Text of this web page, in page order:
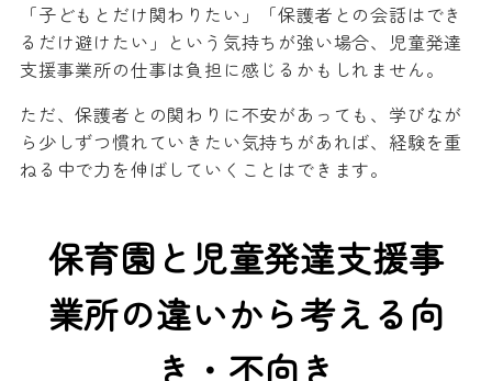
「子どもとだけ関わりたい」「保護者との会話はでき
るだけ避けたい」という気持ちが強い場合、児童発達
支援事業所の仕事は負担に感じるかもしれません。
ただ、保護者との関わりに不安があっても、学びなが
ら少しずつ慣れていきたい気持ちがあれば、経験を重
ねる中で力を伸ばしていくことはできます。
保育園と児童発達支援事
業所の違いから考える向
き・不向き